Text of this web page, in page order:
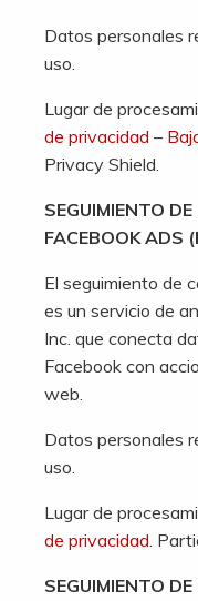
Datos personales
uso.
Lugar de
de privacidad –
Privacy Shield.
SEGUIMIENTO
FACEBOOK ADS
El seguimiento de
es un servicio de
Inc. que conecta
Facebook con
web.
Datos personales
uso.
Lugar de
de privacidad.
SEGUIMIENTO